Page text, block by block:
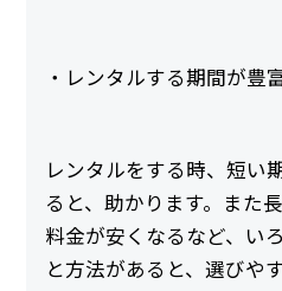
・レンタルする期間が豊
レンタルをする時、短い
ると、助かります。また
料金が安くなるなど、い
と方法があると、選びや